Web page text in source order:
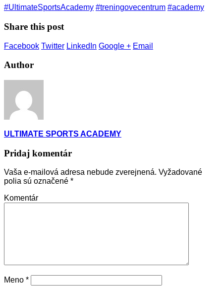
#UltimateSportsAcademy #treningovecentrum #academy
Share this post
Facebook Twitter LinkedIn Google + Email
Author
ULTIMATE SPORTS ACADEMY
Pridaj komentár
Vaša e-mailová adresa nebude zverejnená. Vyžadované
polia sú označené *
Komentár
Meno *